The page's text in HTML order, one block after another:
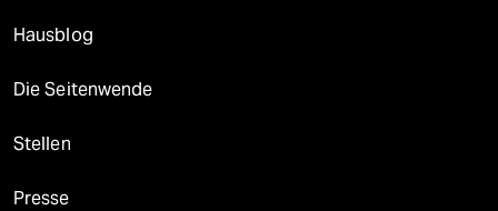
Hausblog
Die Seitenwende
Stellen
Presse